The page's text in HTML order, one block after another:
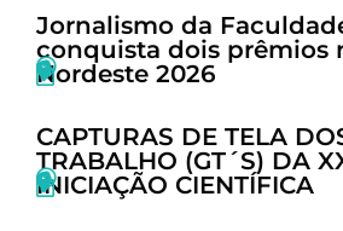
Jornalismo da
conquista dois prêmios
Nordeste 2026
CAPTURAS DE TELA
TRABALHO (GT´S) DA
INICIAÇÃO CIENTÍFICA